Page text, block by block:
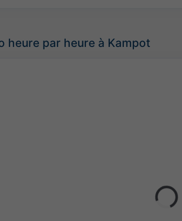
heure par heure à Kampot